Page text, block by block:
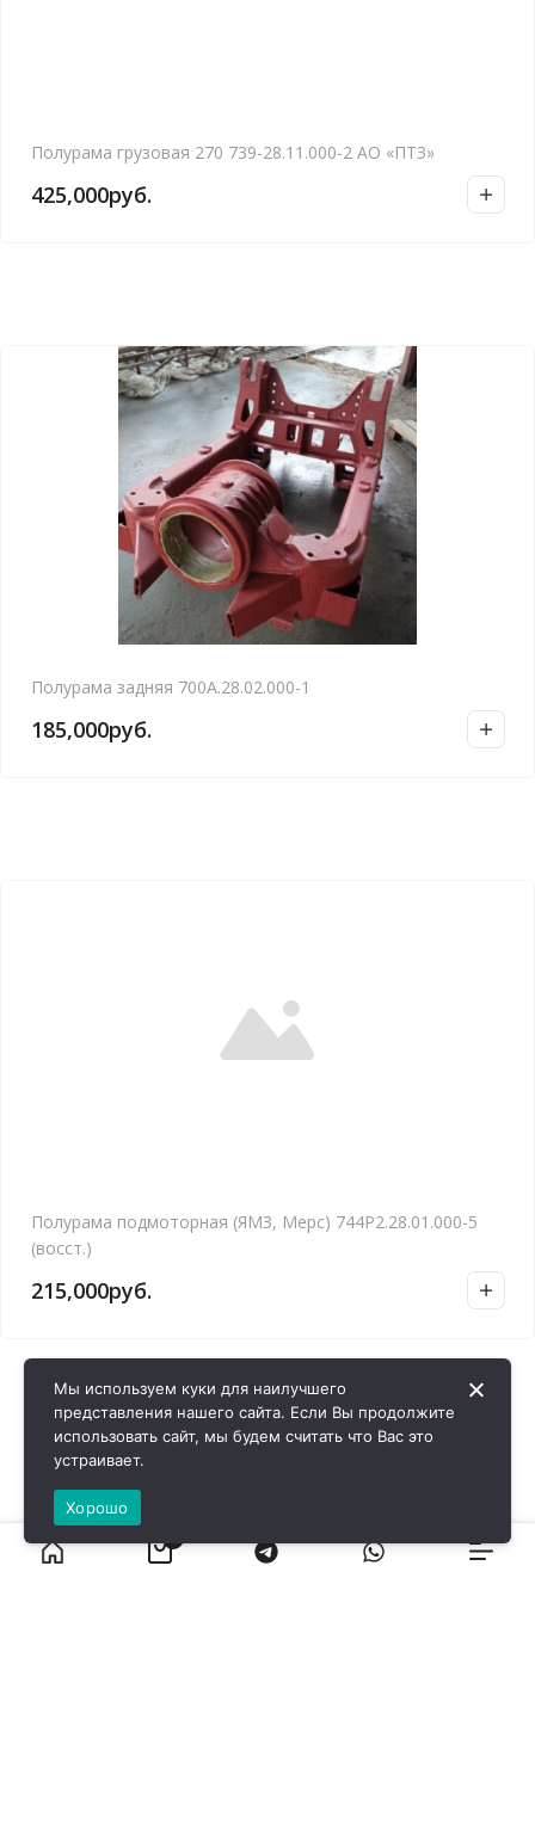
Полурама грузовая 270 739-28.11.000-2 АО «ПТЗ»
425,000руб.
Полурама задняя 700А.28.02.000-1
185,000руб.
Полурама подмоторная (ЯМЗ, Мерс) 744Р2.28.01.000-5
(восст.)
215,000руб.
Мы используем куки для наилучшего
представления нашего сайта. Если Вы продолжите
использовать сайт, мы будем считать что Вас это
устраивает.
Хорошо